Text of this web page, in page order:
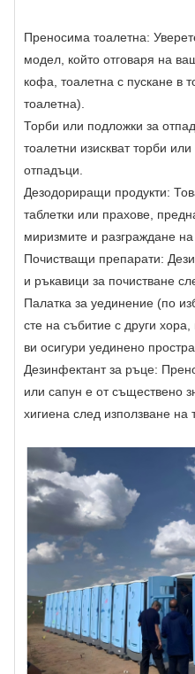
Преносима тоалетна:
модел, който отговаря на
кофа, тоалетна с пускане в
тоалетна).
Торби или подложки за
тоалетни изискват торби
отпадъци.
Дезодориращи продукти:
таблетки или прахове,
миризмите и разграждане
Почистващи препарати:
и ръкавици за почистване
Палатка за уединение (по
сте на събитие с други
ви осигури уединено
Дезинфектант за ръце:
или сапун е от съществено
хигиена след използване на